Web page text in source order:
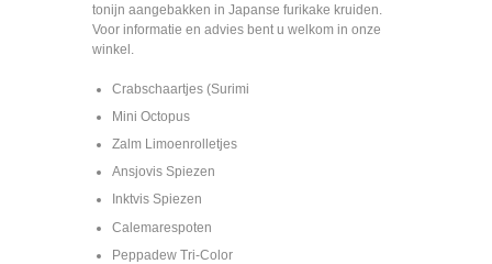
tonijn aangebakken in Japanse furikake kruiden.
Voor informatie en advies bent u welkom in onze
winkel.
Crabschaartjes (Surimi
Mini Octopus
Zalm Limoenrolletjes
Ansjovis Spiezen
Inktvis Spiezen
Calemarespoten
Peppadew Tri-Color